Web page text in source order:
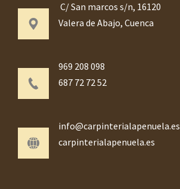
C/ San marcos s/n, 16120
Valera de Abajo, Cuenca
969 208 098
687 72 72 52
info@carpinterialapenuela.es
carpinterialapenuela.es